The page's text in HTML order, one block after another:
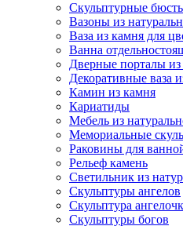
Скульптурные
Вазоны из
Ваза из камня для
Ванна
Дверные порталы
Декоративные ваза
Камин из камня
Кариатиды
Мебель из
Мемориальные
Раковины для
Рельеф камень
Светильник из
Скульптуры ангелов
Скульптура
Скульптуры богов